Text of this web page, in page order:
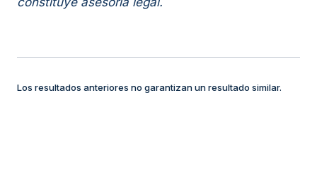
Los resultados anteriores no garantizan un resultado similar.